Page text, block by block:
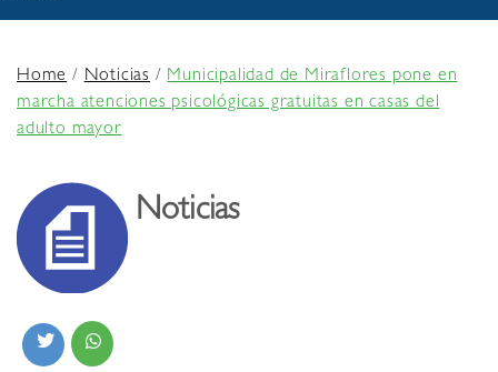
Home/Noticias /Municipalidad de Miraflores pone en
marcha atenciones psicológicas gratuitas en casas del
adulto mayor
Noticias